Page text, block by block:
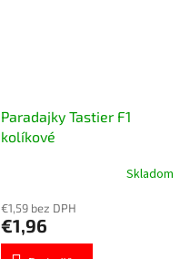
Paradajky Tastier F1
kolíkové
Skladom
€1,59 bez DPH
€1,96